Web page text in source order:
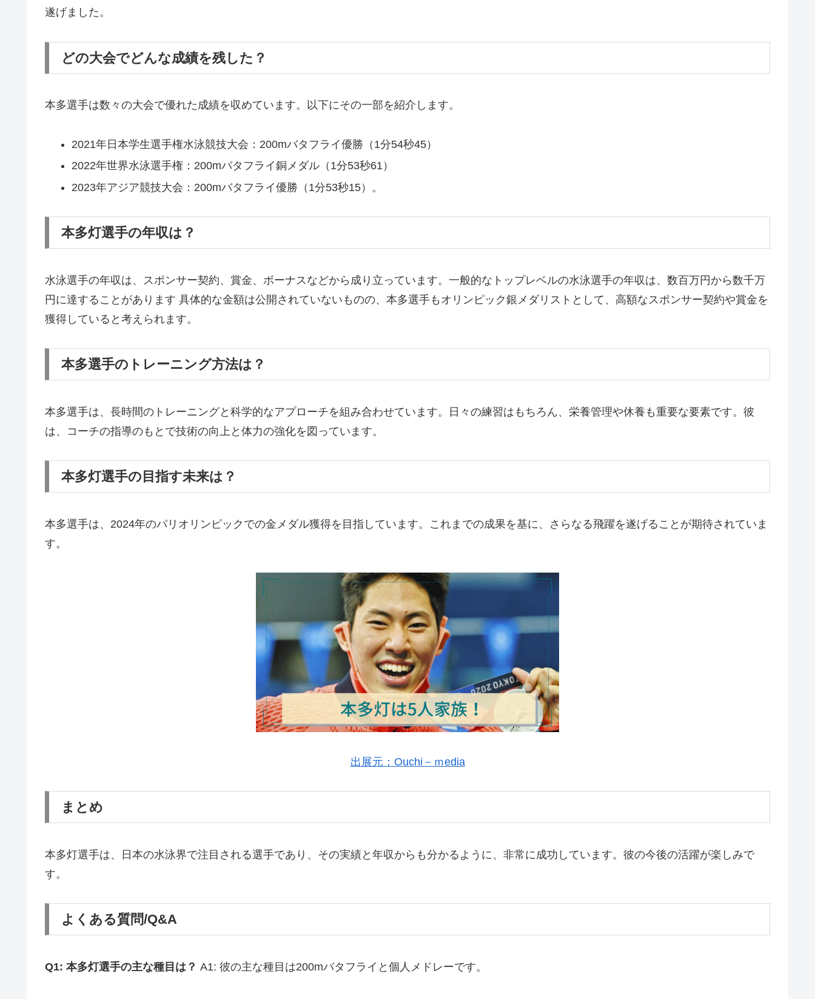
遂げました​。
どの大会でどんな成績を残した？
本多選手は数々の大会で優れた成績を収めています。以下にその一部を紹介します。
2021年日本学生選手権水泳競技大会：200mバタフライ優勝（1分54秒45）
2022年世界水泳選手権：200mバタフライ銅メダル（1分53秒61）
2023年アジア競技大会：200mバタフライ優勝（1分53秒15）​。
本多灯選手の年収は？
水泳選手の年収は、スポンサー契約、賞金、ボーナスなどから成り立っています。一般的なトップレベルの水泳選手の年収は、数百万円から数千万
円に達することがあります​ 具体的な金額は公開されていないものの、本多選手もオリンピック銀メダリストとして、高額なスポンサー契約や賞金を
獲得していると考えられます。
本多選手のトレーニング方法は？
本多選手は、長時間のトレーニングと科学的なアプローチを組み合わせています。日々の練習はもちろん、栄養管理や休養も重要な要素です。彼
は、コーチの指導のもとで技術の向上と体力の強化を図っています。
本多灯選手の目指す未来は？
本多選手は、2024年のパリオリンピックでの金メダル獲得を目指しています。これまでの成果を基に、さらなる飛躍を遂げることが期待されていま
す。
出展元：Ouchi－ｍedia
まとめ
本多灯選手は、日本の水泳界で注目される選手であり、その実績と年収からも分かるように、非常に成功しています。彼の今後の活躍が楽しみで
す。
よくある質問/Q&A
Q1: 本多灯選手の主な種目は？ A1: 彼の主な種目は200mバタフライと個人メドレーです。